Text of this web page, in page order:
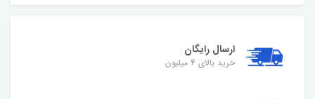
ارسال رایگان
خرید بالای 4 میلیون